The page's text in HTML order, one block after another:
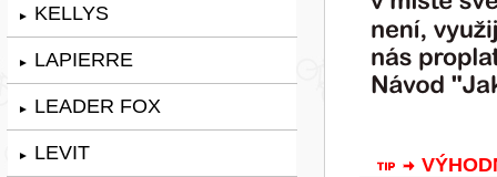
► KELLYS
► LAPIERRE
► LEADER FOX
► LEVIT